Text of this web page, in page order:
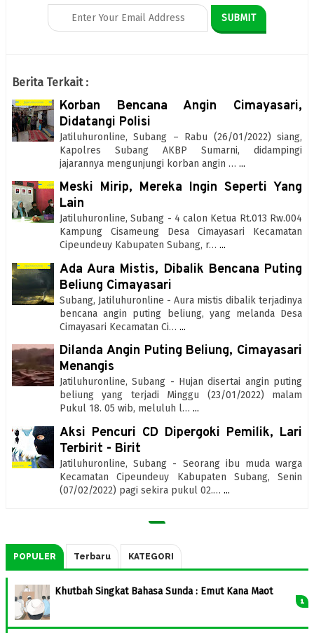
Berita Terkait :
Korban Bencana Angin Cimayasari,
Didatangi Polisi
Jatiluhuronline, Subang – Rabu (26/01/2022) siang,
Kapolres Subang AKBP Sumarni, didampingi
jajarannya mengunjungi korban angin … ...
Meski Mirip, Mereka Ingin Seperti Yang
Lain
Jatiluhuronline, Subang - 4 calon Ketua Rt.013 Rw.004
Kampung Cisameung Desa Cimayasari Kecamatan
Cipeundeuy Kabupaten Subang, r… ...
Ada Aura Mistis, Dibalik Bencana Puting
Beliung Cimayasari
Subang, Jatiluhuronline - Aura mistis dibalik terjadinya
bencana angin puting beliung, yang melanda Desa
Cimayasari Kecamatan Ci… ...
Dilanda Angin Puting Beliung, Cimayasari
Menangis
Jatiluhuronline, Subang - Hujan disertai angin puting
beliung yang terjadi Minggu (23/01/2022) malam
Pukul 18. 05 wib, meluluh l… ...
Aksi Pencuri CD Dipergoki Pemilik, Lari
Terbirit - Birit
Jatiluhuronline, Subang - Seorang ibu muda warga
Kecamatan Cipeundeuy Kabupaten Subang, Senin
(07/02/2022) pagi sekira pukul 02.… ...
POPULER Terbaru KATEGORI
Khutbah Singkat Bahasa Sunda : Emut Kana Maot